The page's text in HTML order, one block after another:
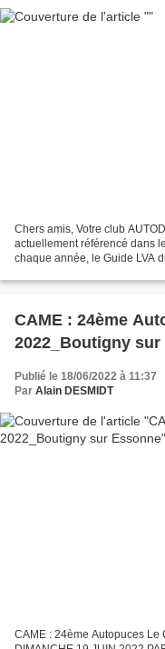
Chers amis, Votre club
actuellement référencé dans
chaque année, le Guide LVA
CAME : 24ème
2022_Boutigny sur
Publié le 18/06/2022 à 11:37
Par Alain DESMIDT
CAME : 24ème Autopuces Le